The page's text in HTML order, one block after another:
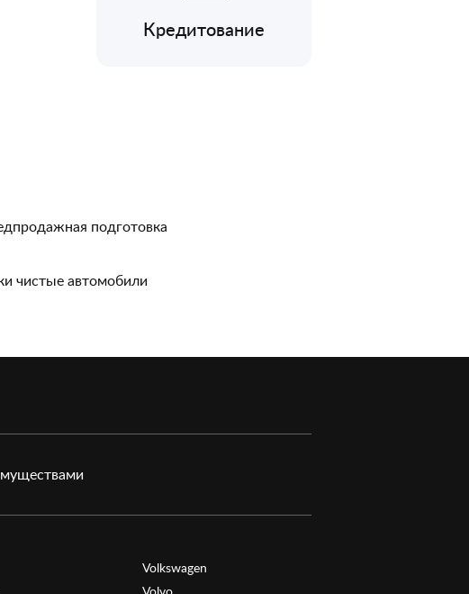
Кредитование
подготовка
чистые автомобили
Volkswagen